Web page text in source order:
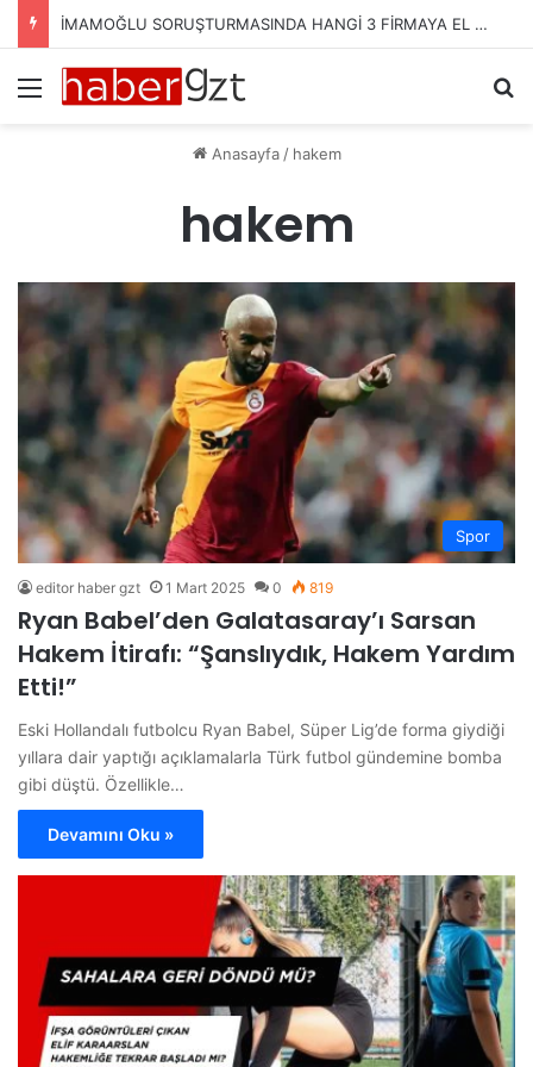
İMAMOĞLU SORUŞTURMASINDA HANGİ 3 FİRMAYA EL KONULDU?
Menü
Anasayfa / hakem
hakem
Spor
editor haber gzt 1 Mart 2025 0 819
Ryan Babel’den Galatasaray’ı Sarsan
Hakem İtirafı: “Şanslıydık, Hakem Yardım
Etti!”
Eski Hollandalı futbolcu Ryan Babel, Süper Lig’de forma giydiği
yıllara dair yaptığı açıklamalarla Türk futbol gündemine bomba
gibi düştü. Özellikle…
Devamını Oku »